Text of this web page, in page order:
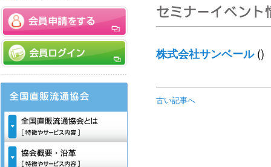
株式会社サンベール()
古い記事へ